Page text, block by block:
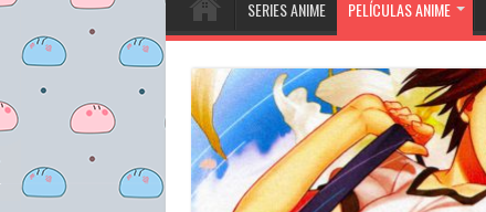
SERIES ANIME PELÍCULAS ANIME